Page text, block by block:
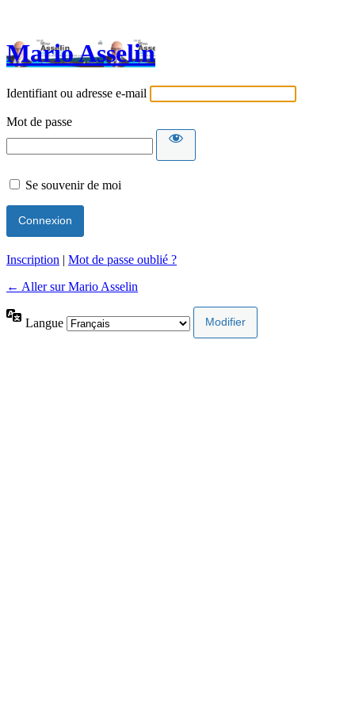
Mario Asselin
Identifiant ou adresse e-mail
Mot de passe
Se souvenir de moi
Inscription | Mot de passe oublié ?
← Aller sur Mario Asselin
Langue